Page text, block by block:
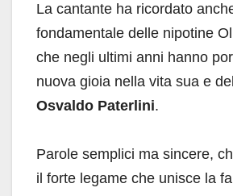
La cantante ha ricordato
fondamentale delle nipotine
che negli ultimi anni hanno
nuova gioia nella vita sua e
Osvaldo Paterlini.
Parole semplici ma sincere,
il forte legame che unisce la